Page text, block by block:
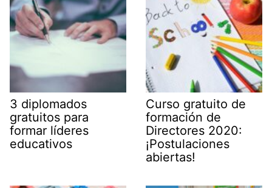
3 diplomados
gratuitos para
formar líderes
educativos
Curso gratuito de
formación de
Directores 2020:
¡Postulaciones
abiertas!